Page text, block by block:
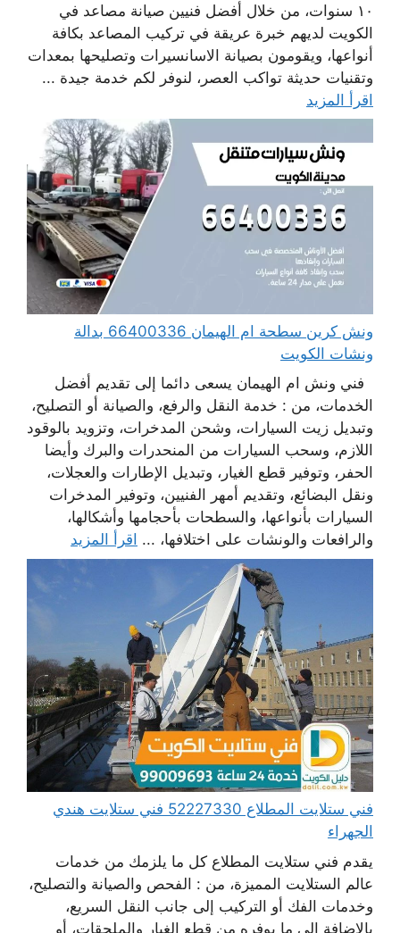
١٠ سنوات، من خلال أفضل فنيين صيانة مصاعد في
الكويت لديهم خبرة عريقة في تركيب المصاعد بكافة
أنواعها، ويقومون بصيانة الاسانسيرات وتصليحها بمعدات
وتقنيات حديثة تواكب العصر، لنوفر لكم خدمة جيدة ...
اقرأ المزيد
ونش كرين سطحة ام الهيمان 66400336 بدالة
ونشات الكويت
فني ونش ام الهيمان يسعى دائما إلى تقديم أفضل
الخدمات، من : خدمة النقل والرفع، والصيانة أو التصليح،
وتبديل زيت السيارات، وشحن المدخرات، وتزويد بالوقود
اللازم، وسحب السيارات من المنحدرات والبرك وأيضا
الحفر، وتوفير قطع الغيار، وتبديل الإطارات والعجلات،
ونقل البضائع، وتقديم أمهر الفنيين، وتوفير المدخرات
السيارات بأنواعها، والسطحات بأحجامها وأشكالها،
والرافعات والونشات على اختلافها، ... اقرأ المزيد
فني ستلايت المطلاع 52227330 فني ستلايت هندي
الجهراء
يقدم فني ستلايت المطلاع كل ما يلزمك من خدمات
عالم الستلايت المميزة، من : الفحص والصيانة والتصليح،
وخدمات الفك أو التركيب إلى جانب النقل السريع،
بالإضافة إلى ما يوفره من قطع الغيار والملحقات، أو